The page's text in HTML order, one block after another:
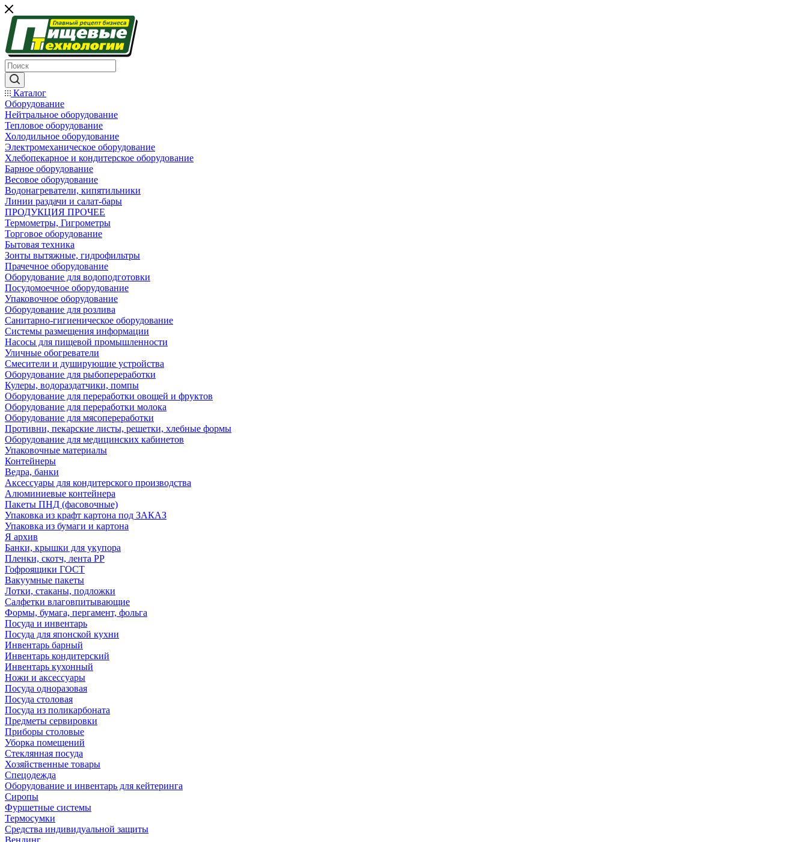
Каталог
Оборудование
Нейтральное оборудование
Тепловое оборудование
Холодильное оборудование
Электромеханическое оборудование
Хлебопекарное и кондитерское оборудование
Барное оборудование
Весовое оборудование
Водонагреватели, кипятильники
Линии раздачи и салат-бары
ПРОДУКЦИЯ ПРОЧЕЕ
Термометры, Гигрометры
Торговое оборудование
Бытовая техника
Зонты вытяжные, гидрофильтры
Прачечное оборудование
Оборудование для водоподготовки
Посудомоечное оборудование
Упаковочное оборудование
Оборудование для розлива
Санитарно-гигиеническое оборудование
Системы размещения информации
Насосы для пищевой промышленности
Уличные обогреватели
Смесители и душирующие устройства
Оборудование для рыбопереработки
Кулеры, водораздатчики, помпы
Оборудование для переработки овощей и фруктов
Оборудование для переработки молока
Оборудование для мясопереработки
Противни, пекарские листы, решетки, хлебные формы
Оборудование для медицинских кабинетов
Упаковочные материалы
Контейнеры
Ведра, банки
Аксессуары для кондитерского производства
Алюминиевые контейнера
Пакеты ПНД (фасовочные)
Упаковка из крафт картона под ЗАКАЗ
Упаковка из бумаги и картона
Я архив
Банки, крышки для укупора
Пленки, скотч, лента РР
Гофроящики ГОСТ
Вакуумные пакеты
Лотки, стаканы, подложки
Салфетки влаговпитывающие
Формы, бумага, пергамент, фольга
Посуда и инвентарь
Посуда для японской кухни
Инвентарь барный
Инвентарь кондитерский
Инвентарь кухонный
Ножи и аксессуары
Посуда одноразовая
Посуда столовая
Посуда из поликарбоната
Предметы сервировки
Приборы столовые
Уборка помещений
Стеклянная посуда
Хозяйственные товары
Спецодежда
Оборудование и инвентарь для кейтеринга
Сиропы
Фуршетные системы
Термосумки
Средства индивидуальной защиты
Вендинг